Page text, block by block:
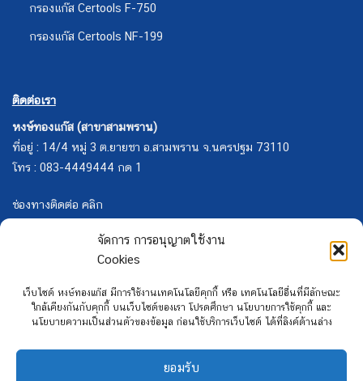
จัดการ การอนุญาตใช้งาน
Cookies
เว็บไซต์ หงษ์ทองแก๊ส มีการใช้งานเทคโนโลยีคุกกี้ หรือ เทคโนโลยีอื่นที่มีลักษณะ
ใกล้เคียงกันกับคุกกี้ บนเว็บไซต์ของเรา โปรดศึกษา นโยบายการใช้คุกกี้ และ
นโยบายความเป็นส่วนตัวของข้อมูล ก่อนใช้บริการเว็บไซต์ ได้ที่ลิงค์ด้านล่าง
ยอมรับ
กรองแก๊ส Certools F-750
กรองแก๊ส Certools NF-199
ติดต่อเรา
หงษ์ทองแก๊ส (สาขาสามพราน)
ที่อยู่ : 14/4 หมู่ 3 ต.ยายชา อ.สามพราน จ.นครปฐม 73110
โทร : 083-4449444 กด 1
ช่องทางติดต่อ คลิก